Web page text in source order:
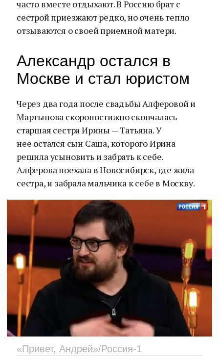
часто вместе отдыхают. В Россию брат с
сестрой приезжают редко, но очень тепло
отзываются о своей приемной матери.
Александр остался в
Москве и стал юристом
Через два года после свадьбы Алферовой и
Мартынова скоропостижно скончалась
старшая сестра Ирины — Татьяна. У
нее остался сын Саша, которого Ирина
решила усыновить и забрать к себе.
Алферова поехала в Новосибирск, где жила
сестра, и забрала мальчика к себе в Москву.
«Привет, Андрей»/Россия-1